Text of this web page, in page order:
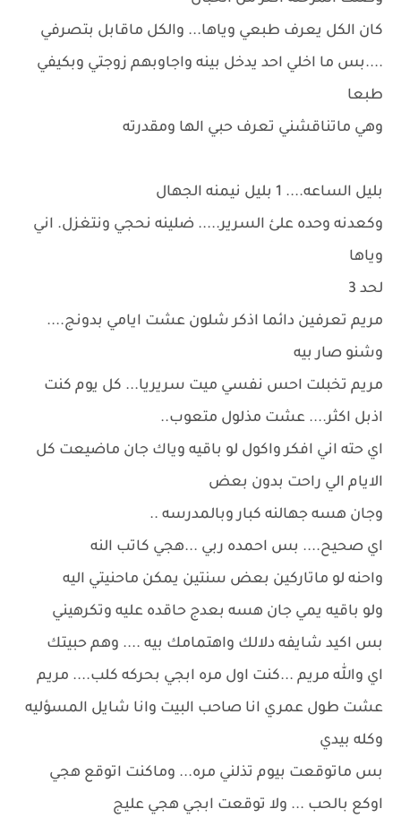
كان الكل يعرف طبعي وياها... والكل ماقابل بتصرفي
....بس ما اخلي احد يدخل بينه واجاوبهم زوجتي وبكيفي
طبعا
وهي ماتناقشني تعرف حبي الها ومقدرته
بليل الساعه.... 1 بليل نيمنه الجهال
وكعدنه وحده علئ السرير..... ضلينه نحجي ونتغزل. اني
وياها
لحد 3
مريم تعرفين دائما اذكر شلون عشت ايامي بدونج....
وشنو صار بيه
مريم تخبلت احس نفسي ميت سريريا... كل يوم كنت
اذبل اكثر.... عشت مذلول متعوب..
اي حته اني افكر واكول لو باقيه وياك جان ماضيعت كل
الايام الي راحت بدون بعض
وجان هسه جهالنه كبار وبالمدرسه ..
اي صحيح.... بس احمده ربي ...هجي كاتب النه
واحنه لو ماتاركين بعض سنتين يمكن ماحنيتي اليه
ولو باقيه يمي جان هسه بعدج حاقده عليه وتكرهيني
بس اكيد شايفه دلالك واهتمامك بيه .... وهم حبيتك
اي والله مريم ...كنت اول مره ابجي بحركه كلب.... مريم
عشت طول عمري انا صاحب البيت وانا شايل المسؤليه
وكله بيدي
بس ماتوقعت بيوم تذلني مره... وماكنت اتوقع هجي
اوكع بالحب ... ولا توقعت ابجي هجي عليج